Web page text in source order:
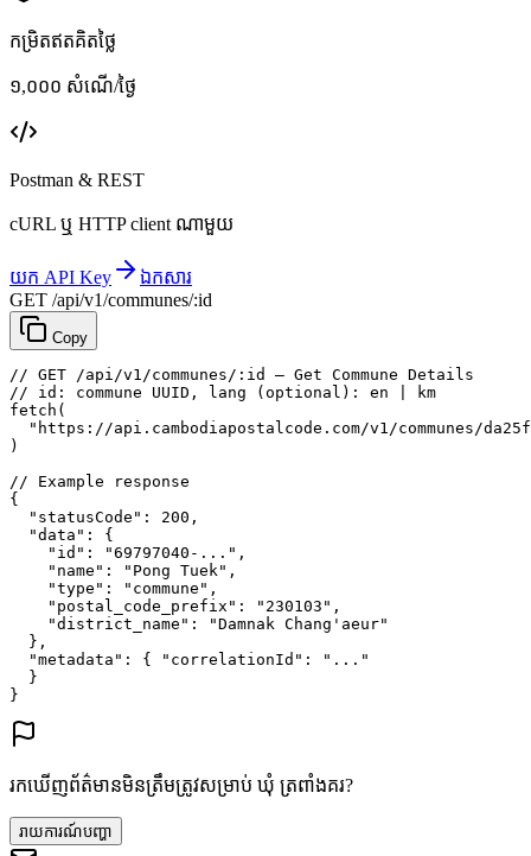
កម្រិតឥតគិតថ្លៃ
១,០០០ សំណើ/ថ្ងៃ
Postman & REST
cURL ឬ HTTP client ណាមួយ
យក API Key
ឯកសារ
GET /api/v1/communes/:id
Copy
// GET /api/v1/communes/:id — Get Commune Details
// id: commune UUID, lang (optional): en | km
fetch (
"https://api.cambodiapostalcode.com/v1/communes/
)
// Example response
{
"statusCode" : 200 ,
"data" : {
"id" : "69797040-..." ,
"name" : "Pong Tuek" ,
"type" : "commune" ,
"postal_code_prefix" : "230103" ,
"district_name" :
"Damnak Chang'aeur"
},
"metadata" : { "correlationId" :
"..."
}
}
រកឃើញព័ត៌មានមិនត្រឹមត្រូវសម្រាប់ ឃុំ ត្រពាំងគរ?
រាយការណ៍បញ្ហា